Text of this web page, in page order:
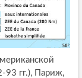
93 гг.), Париж,